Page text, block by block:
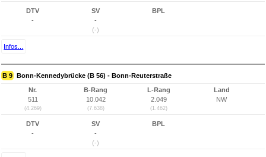
DTV
-
SV
-
(-)
BPL
Infos...
B 9 Bonn-Kennedybrücke (B 56) - Bonn-Reuterstraße
Nr.
511
(4.269)
B-Rang
10.042
(7.638)
L-Rang
2.049
(1.462)
Land
NW
DTV
-
SV
-
(-)
BPL